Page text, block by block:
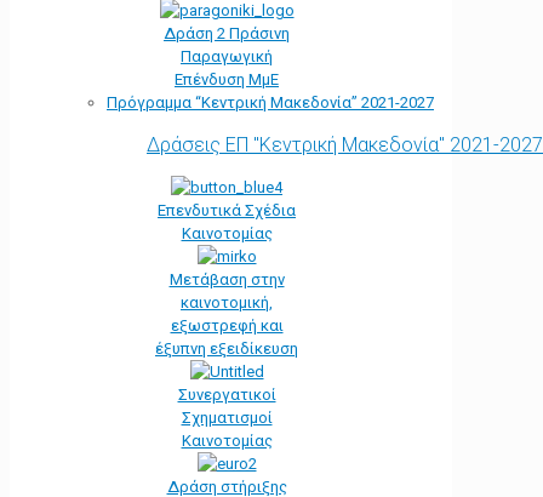
Δράση 2 Πράσινη
Παραγωγική
Επένδυση ΜμΕ
Πρόγραμμα “Κεντρική Μακεδονία” 2021-2027
Δράσεις ΕΠ "Κεντρική Μακεδονία" 2021-2027
Επενδυτικά Σχέδια
Καινοτομίας
Μετάβαση στην
καινοτομική,
εξωστρεφή και
έξυπνη εξειδίκευση
Συνεργατικοί
Σχηματισμοί
Καινοτομίας
Δράση στήριξης